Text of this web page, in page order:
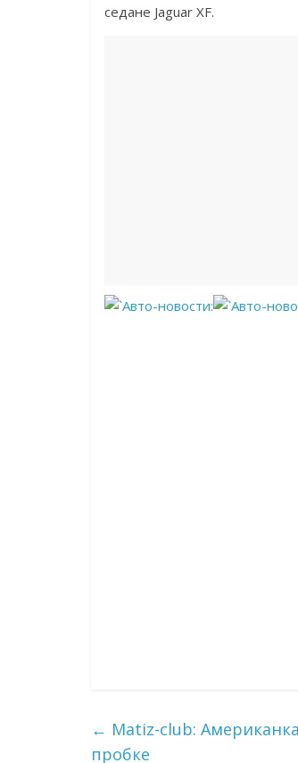
седане Jaguar XF.
← Matiz-club:
пробке